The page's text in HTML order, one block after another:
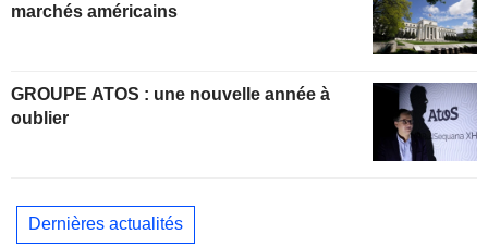
marchés américains
GROUPE ATOS : une nouvelle année à
oublier
Dernières actualités